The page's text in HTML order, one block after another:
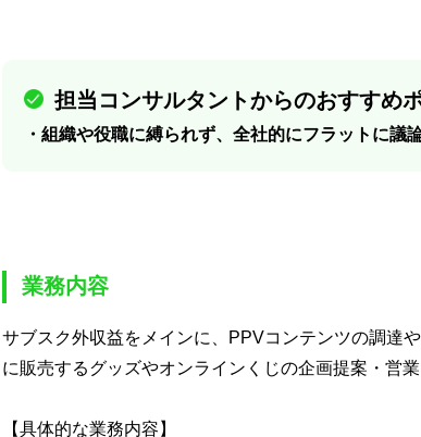
担当コンサルタントからのおすすめ
・組織や役職に縛られず、全社的にフラットに議
業務内容
サブスク外収益をメインに、PPVコンテンツの調達
に販売するグッズやオンラインくじの企画提案・営業
【具体的な業務内容】